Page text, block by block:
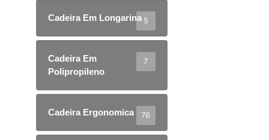
Cadeira Em Longarina 5
Cadeira Em
Polipropileno
7
Cadeira Ergonomica 76